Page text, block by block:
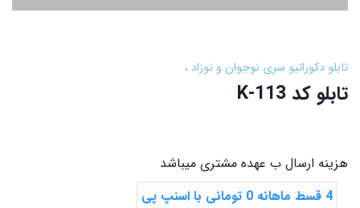
تابلو دکوراتیو سری نوجوان و نوزاد
تابلو کد K-113
هزینه ارسال ب عهده مشتری میباشد
4 قسط ماهانه 0 تومانی با اسنپ ‌پی